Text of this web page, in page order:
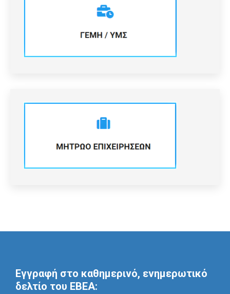
Εγγραφή στο καθημερινό, ενημερωτικό
δελτίο του ΕΒΕΑ: